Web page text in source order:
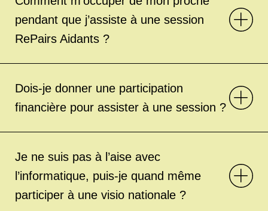
pendant que j’assiste à une session
RePairs Aidants ?
Dois-je donner une participation
financière pour assister à une session ?
Je ne suis pas à l’aise avec
l’informatique, puis-je quand même
participer à une visio nationale ?